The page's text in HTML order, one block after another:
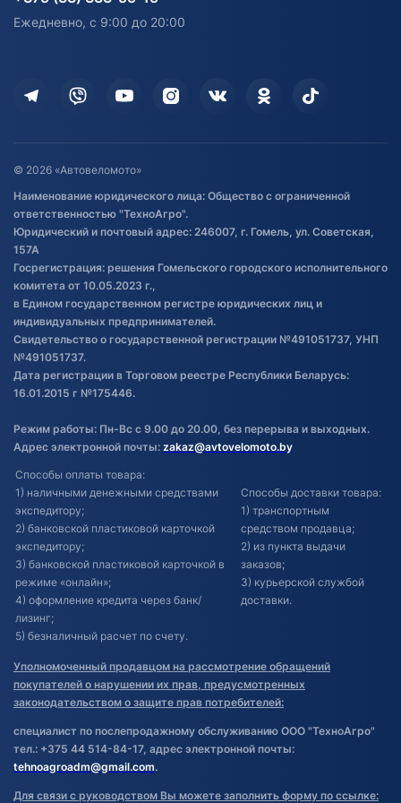
Дополнительные услуги
Оставить отзыв
Договор публичной оферты
Обработка файлов cookie
Постановка транспорта на учет
Обновления в ЭПТС 2024
Ежедневно, с 9:00 до 20:00
© 2026 «Автовеломото»
Наименование юридического лица: Общество с ограниченной
ответственностью "ТехноАгро".
Юридический и почтовый адрес: 246007, г. Гомель, ул. Советская,
157А
Госрегистрация: решения Гомельского городского исполнительного
комитета от 10.05.2023 г.,
в Едином государственном регистре юридических лиц и
индивидуальных предпринимателей.
Свидетельство о государственной регистрации №491051737, УНП
№491051737.
Дата регистрации в Торговом реестре Республики Беларусь:
16.01.2015 г №175446.
Режим работы: Пн-Вс с 9.00 до 20.00, без перерыва и выходных.
Адрес электронной почты: zakaz@avtovelomoto.by
Способы оплаты товара:
1) наличными денежными средствами
экспедитору;
2) банковской пластиковой карточкой
экспедитору;
3) банковской пластиковой карточкой в
режиме «онлайн»;
4) оформление кредита через банк/
лизинг;
5) безналичный расчет по счету.
Способы доставки товара:
1) транспортным
средством продавца;
2) из пункта выдачи
заказов;
3) курьерской службой
доставки.
Уполномоченный продавцом на рассмотрение обращений
покупателей о нарушении их прав, предусмотренных
законодательством о защите прав потребителей:
специалист по послепродажному обслуживанию ООО "ТехноАгро"
тел.: +375 44 514-84-17, адрес электронной почты:
tehnoagroadm@gmail.com.
Для связи с руководством Вы можете заполнить форму по ссылке: